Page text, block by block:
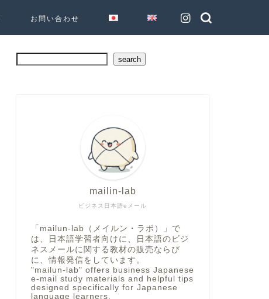
お問い合わせ
search
ビジネス日本語eメール
mailin-lab
「mailun-lab（メイルン・ラボ）」で
は、日本語学習者向けに、日本語のビジ
ネスメールに関する教材の販売ならび
に、情報発信をしています。
"mailun-lab" offers business Japanese
e-mail study materials and helpful tips
designed specifically for Japanese
language learners.